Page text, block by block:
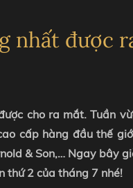
nhất được
cho ra mắt. Tuần
cấp hàng đầu thế
& Son,… Ngay bây
thứ 2 của tháng 7 nhé!